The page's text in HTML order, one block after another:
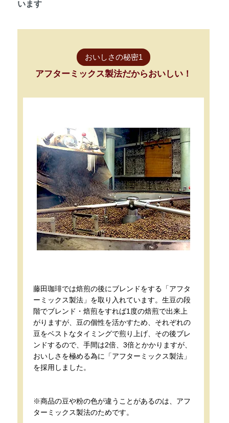
います
おいしさの秘密1
アフターミックス製法だからおいしい！
藤田珈琲では焙煎の後にブレンドをする「アフタ
ーミックス製法」を取り入れています。生豆の段
階でブレンド・焙煎をすれば1度の焙煎で出来上
がりますが、豆の個性を活かすため、それぞれの
豆をベストなタイミングで煎り上げ、その後ブレ
ンドするので、手間は2倍、3倍とかかりますが、
おいしさを極める為に「アフターミックス製法」
を採用しました。
※商品の豆や粉の色が違うことがあるのは、アフ
ターミックス製法のためです。